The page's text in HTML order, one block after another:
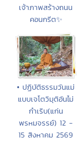
เจ้าภาพสร้างถนน
คอนกรีต✨
• ปฏิบัติธรรมวันแม่
แบบเจโตวิมุติอันไม่
กำเริบ(แก่น
พรหมจรรย์) 12 -
15 สิงหาคม 2569